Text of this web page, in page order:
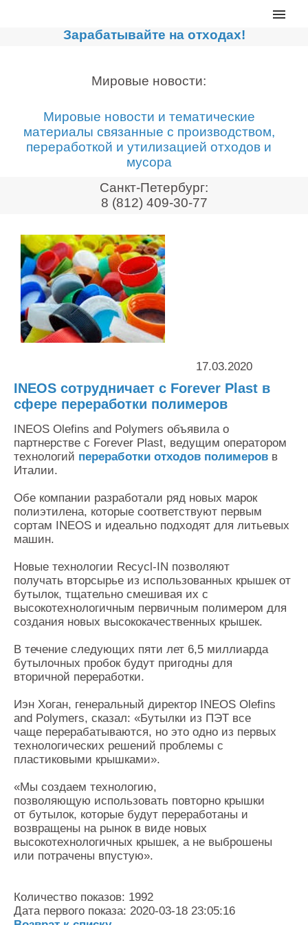
Главная
Сортировочные линии
Дробильное оборудование
Компакторы, контейнеры
Реализованные проекты
Видео
Новости компании
Мировые новости
О нас
Контакты
Оставить заявку
Зарабатывайте на отходах!
Мировые новости:
Мировые новости и тематические
материалы связанные с производством,
переработкой и утилизацией отходов и
мусора
Санкт-Петербург:
8 (812) 409-30-77
17.03.2020
INEOS сотрудничает с Forever Plast в
сфере переработки полимеров
INEOS Olefins and Polymers объявила о
партнерстве с Forever Plast, ведущим оператором
технологий переработки отходов полимеров в
Италии.
Обе компании разработали ряд новых марок
полиэтилена, которые соответствуют первым
сортам INEOS и идеально подходят для литьевых
машин.
Новые технологии Recycl-IN позволяют
получать вторсырье из использованных крышек от
бутылок, тщательно смешивая их с
высокотехнологичным первичным полимером для
создания новых высококачественных крышек.
В течение следующих пяти лет 6,5 миллиарда
бутылочных пробок будут пригодны для
вторичной переработки.
Иэн Хоган, генеральный директор INEOS Olefins
and Polymers, сказал: «Бутылки из ПЭТ все
чаще перерабатываются, но это одно из первых
технологических решений проблемы с
пластиковыми крышками».
«Мы создаем технологию,
позволяющую использовать повторно крышки
от бутылок, которые будут переработаны и
возвращены на рынок в виде новых
высокотехнологичных крышек, а не выброшены
или потрачены впустую».
Количество показов: 1992
Дата первого показа: 2020-03-18 23:05:16